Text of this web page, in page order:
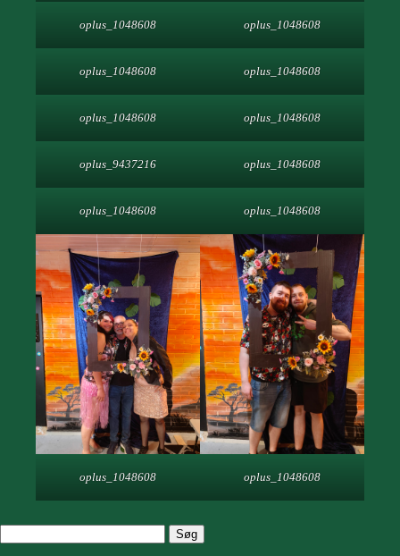
oplus_1048608 oplus_1048608
oplus_1048608 oplus_1048608
oplus_1048608 oplus_1048608
oplus_9437216 oplus_1048608
oplus_1048608 oplus_1048608
oplus_1048608 oplus_1048608
efter: